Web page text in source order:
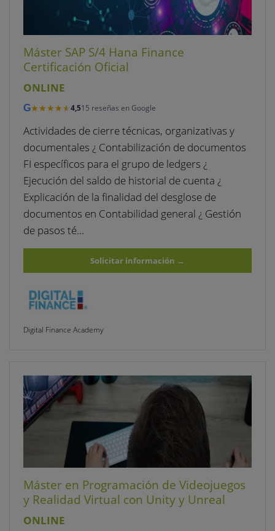
Máster SAP S/4 Hana Finance
Certificación Oficial
ONLINE
G★★★★★
★★★★★ 4,515 reseñas en Google
Actividades de cierre técnicas, organizativas y
documentales ¿ Contabilización de documentos
FI específicos para el grupo de ledgers ¿
Ejecución del saldo de historial de cuenta ¿
Explicación de la finalidad del desglose de
documentos en Contabilidad general ¿ Gestión
de pasos té…
Solicitar información →
Digital Finance Academy
Máster en Programación de Videojuegos
y Realidad Virtual con Unity y Unreal
ONLINE